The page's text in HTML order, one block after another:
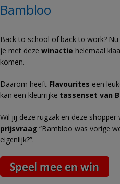
Bambloo
Back to school of back to work?
je met deze winactie helemaal
komen.
Daarom heeft Flavourites een
kan een kleurrijke tassenset van
Wil jij deze rugzak en deze
prijsvraag “Bambloo was vorige
eigenlijk?”.